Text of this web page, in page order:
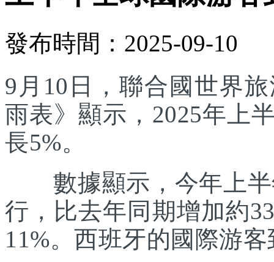
發布時間：2025-09-10
9月10日，聯合國世界
雨表》顯示，2025年上
長5%。
數據顯示，今年上半
行，比去年同期增加約
11%。西班牙的國際游